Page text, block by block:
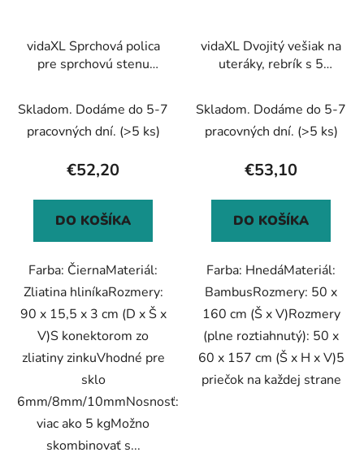
vidaXL Sprchová polica
pre sprchovú stenu
Skladom. Dodáme do 5-7
pracovných dní. (>5 ks)
€52,20
DO KOŠÍKA
Farba: ČiernaMateriál:
Zliatina hliníkaRozmery:
90 x 15,5 x 3 cm (D x Š x
V)S konektorom zo
zliatiny zinkuVhodné pre
sklo
6mm/8mm/10mmNosnosť:
viac ako 5 kgMožno
skombinovať s...
vidaXL Dvojitý vešiak na
uteráky, rebrík s 5
50x160 cm
Skladom. Dodáme do 5-7
pracovných dní. (>5 ks)
€53,10
DO KOŠÍKA
Farba: HnedáMateriál:
BambusRozmery: 50 x
160 cm (Š x V)Rozmery
(plne roztiahnutý): 50 x
60 x 157 cm (Š x H x V)5
priečok na každej strane